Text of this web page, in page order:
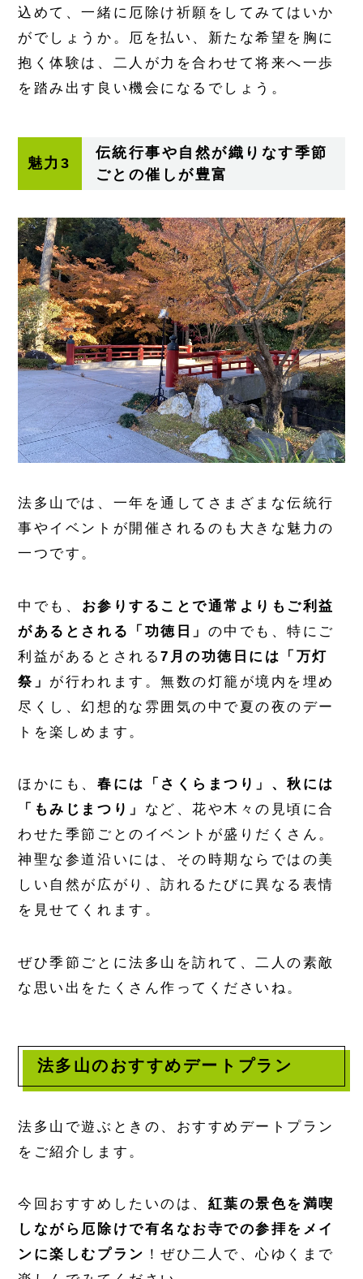
込めて、一緒に厄除け祈願をしてみてはいか
がでしょうか。厄を払い、新たな希望を胸に
抱く体験は、二人が力を合わせて将来へ一歩
を踏み出す良い機会になるでしょう。
魅力3
伝統行事や自然が織りなす季節
ごとの催しが豊富
法多山では、一年を通してさまざまな伝統行
事やイベントが開催されるのも大きな魅力の
一つです。
中でも、 お参りすることで通常よりもご利益
があるとされる「功徳日」 の中でも、特にご
利益があるとされる7月の功徳日には「万灯
祭」 が行われます。無数の灯籠が境内を埋め
尽くし、幻想的な雰囲気の中で夏の夜のデー
トを楽しめます。
ほかにも、春には「さくらまつり」、秋には
「もみじまつり」 など、花や木々の見頃に合
わせた季節ごとのイベントが盛りだくさん。
神聖な参道沿いには、その時期ならではの美
しい自然が広がり、訪れるたびに異なる表情
を見せてくれます。
ぜひ季節ごとに法多山を訪れて、二人の素敵
な思い出をたくさん作ってくださいね。
法多山のおすすめデートプラン
法多山で遊ぶときの、おすすめデートプラン
をご紹介します。
今回おすすめしたいのは、 紅葉の景色を満喫
しながら厄除けで有名なお寺での参拝をメイ
ンに楽しむプラン ！ぜひ二人で、心ゆくまで